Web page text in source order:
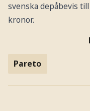
svenska depåbevis
kronor.
Pareto